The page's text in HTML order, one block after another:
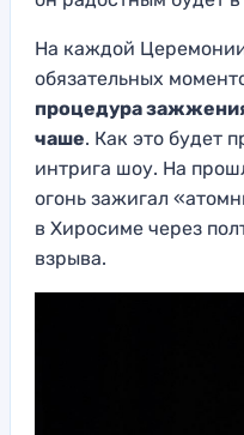
На каждой
обязательных
процедура
чаше. Как это будет
интрига шоу. На
огонь зажигал
в Хиросиме через
взрыва.